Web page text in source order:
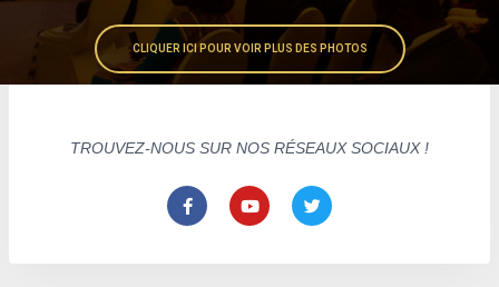
CLIQUER ICI POUR VOIR PLUS DES PHOTOS
TROUVEZ-NOUS SUR NOS RÉSEAUX SOCIAUX !